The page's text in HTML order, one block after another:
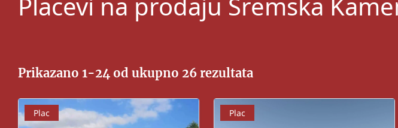
Prikazano 1-24 od ukupno 26 rezultata
Plac Plac